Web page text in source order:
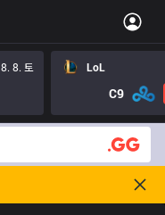
8. 8. 토
LoL
C9